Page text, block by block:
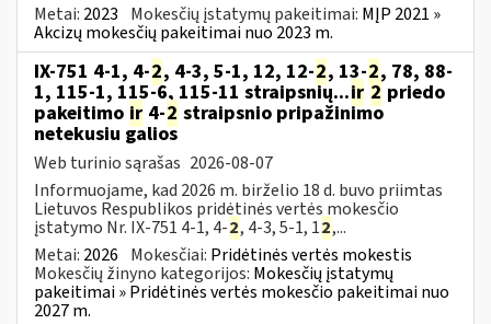
Metai: 2023 Mokesčių įstatymų pakeitimai: MĮP 2021 »
Akcizų mokesčių pakeitimai nuo 2023 m.
IX-751 4-1, 4-2, 4-3, 5-1, 12, 12-2, 13-2, 78, 88-
1, 115-1, 115-6, 115-11 straipsnių...ir 2 priedo
pakeitimo ir 4-2 straipsnio pripažinimo
netekusiu galios
Web turinio sąrašas 2026-08-07
Informuojame, kad 2026 m. birželio 18 d. buvo priimtas
Lietuvos Respublikos pridėtinės vertės mokesčio
įstatymo Nr. IX-751 4-1, 4-2, 4-3, 5-1, 12,...
Metai: 2026 Mokesčiai: Pridėtinės vertės mokestis
Mokesčių žinyno kategorijos: Mokesčių įstatymų
pakeitimai » Pridėtinės vertės mokesčio pakeitimai nuo
2027 m.